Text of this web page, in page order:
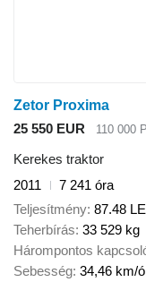
Zetor Proxima
25 550 EUR
110 000
Kerekes traktor
2011
7 241 óra
Teljesítmény 87.48
Teherbírás 33 529 kg
Hárompontos
Sebesség 34,46 km/ó